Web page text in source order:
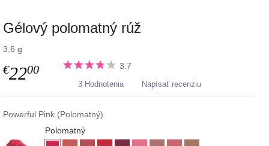
Gélový polomatný rúž
3,6 g
€2200 3.7
3 Hodnotenia Napísať recenziu
Powerful Pink (Polomatný)
Polomatný